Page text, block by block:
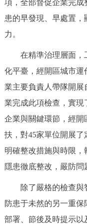
仲介服務
12345網上接訴即辦
參與調查
北京概況
綠色北京
項，全部督促企業完
患的早發現、早處置
力。
在精準治理層面，工
化平臺， 經開區城市運
業主要負責人帶隊開展
業完成此項檢查，實
企業與關鍵環節，經
扶，對45家單位開展
明確整改措施與時限
隱患徹底整改，嚴防問
除了嚴格的檢查與
防患于未然的另一重
部署、節後及時提示